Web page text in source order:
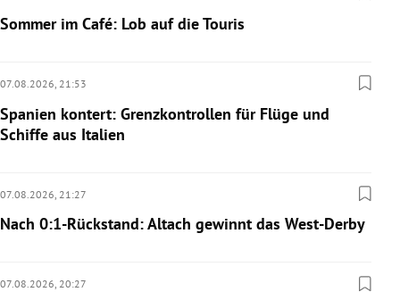
Sommer im Café: Lob auf die Touris
07.08.2026, 21:53
Spanien kontert: Grenzkontrollen für Flüge und
Schiffe aus Italien
07.08.2026, 21:27
Nach 0:1-Rückstand: Altach gewinnt das West-Derby
07.08.2026, 20:27